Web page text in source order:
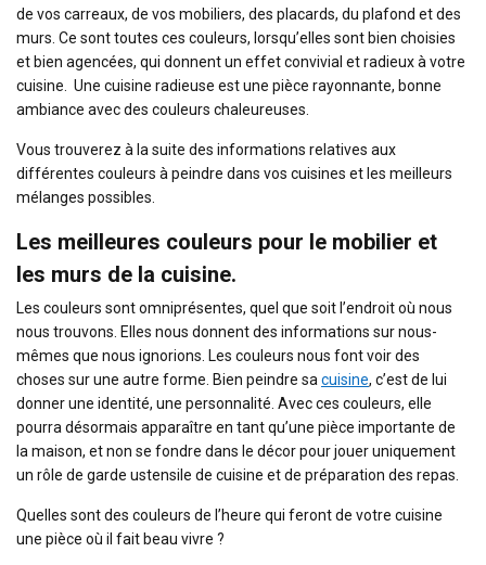
de vos carreaux, de vos mobiliers, des placards, du plafond et des
murs. Ce sont toutes ces couleurs, lorsqu’elles sont bien choisies
et bien agencées, qui donnent un effet convivial et radieux à votre
cuisine. Une cuisine radieuse est une pièce rayonnante, bonne
ambiance avec des couleurs chaleureuses.
Vous trouverez à la suite des informations relatives aux
différentes couleurs à peindre dans vos cuisines et les meilleurs
mélanges possibles.
Les meilleures couleurs pour le mobilier et
les murs de la cuisine.
Les couleurs sont omniprésentes, quel que soit l’endroit où nous
nous trouvons. Elles nous donnent des informations sur nous-
mêmes que nous ignorions. Les couleurs nous font voir des
choses sur une autre forme. Bien peindre sa cuisine, c’est de lui
donner une identité, une personnalité. Avec ces couleurs, elle
pourra désormais apparaître en tant qu’une pièce importante de
la maison, et non se fondre dans le décor pour jouer uniquement
un rôle de garde ustensile de cuisine et de préparation des repas.
Quelles sont des couleurs de l’heure qui feront de votre cuisine
une pièce où il fait beau vivre ?